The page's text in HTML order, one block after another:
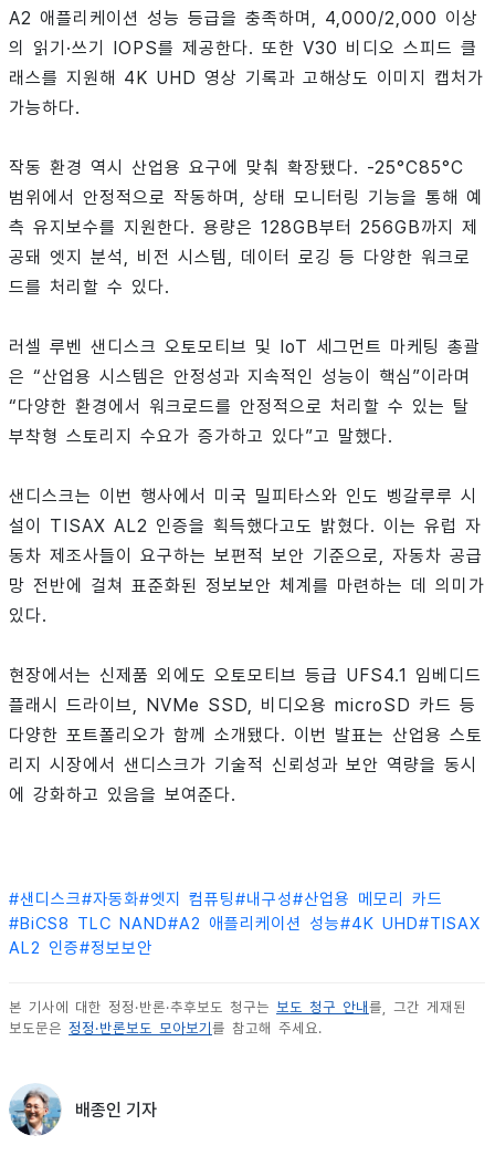
A2 애플리케이션 성능 등급을 충족하며, 4,000/2,000 이상
의 읽기·쓰기 IOPS를 제공한다. 또한 V30 비디오 스피드 클
래스를 지원해 4K UHD 영상 기록과 고해상도 이미지 캡처가
가능하다.
작동 환경 역시 산업용 요구에 맞춰 확장됐다. -25°C85°C
범위에서 안정적으로 작동하며, 상태 모니터링 기능을 통해 예
측 유지보수를 지원한다. 용량은 128GB부터 256GB까지 제
공돼 엣지 분석, 비전 시스템, 데이터 로깅 등 다양한 워크로
드를 처리할 수 있다.
러셀 루벤 샌디스크 오토모티브 및 IoT 세그먼트 마케팅 총괄
은 “산업용 시스템은 안정성과 지속적인 성능이 핵심”이라며
“다양한 환경에서 워크로드를 안정적으로 처리할 수 있는 탈
부착형 스토리지 수요가 증가하고 있다”고 말했다.
샌디스크는 이번 행사에서 미국 밀피타스와 인도 벵갈루루 시
설이 TISAX AL2 인증을 획득했다고도 밝혔다. 이는 유럽 자
동차 제조사들이 요구하는 보편적 보안 기준으로, 자동차 공급
망 전반에 걸쳐 표준화된 정보보안 체계를 마련하는 데 의미가
있다.
현장에서는 신제품 외에도 오토모티브 등급 UFS4.1 임베디드
플래시 드라이브, NVMe SSD, 비디오용 microSD 카드 등
다양한 포트폴리오가 함께 소개됐다. 이번 발표는 산업용 스토
리지 시장에서 샌디스크가 기술적 신뢰성과 보안 역량을 동시
에 강화하고 있음을 보여준다.
#샌디스크#자동화#엣지 컴퓨팅#내구성#산업용 메모리 카드
#BiCS8 TLC NAND#A2 애플리케이션 성능#4K UHD#TISAX
AL2 인증#정보보안
본 기사에 대한 정정·반론·추후보도 청구는 보도 청구 안내 를, 그간 게재된
보도문은 정정·반론보도 모아보기 를 참고해 주세요.
배종인 기자